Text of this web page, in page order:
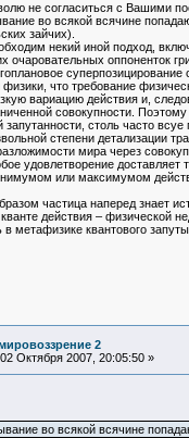
не согласиться с Вашими
во всякой всячине
зайчих).
некий иной подход,
очаровательных оппоненток
что требование
вариацию действия и,
совокупности.
запутанности, столь часто
степени детализации
мира через
удовлетворение доставляет
или максимумом
частица наперед знает
действия – физической
в метафизике квантового
2
02 Октября 2007, 20:05:50 »
во всякой всячине